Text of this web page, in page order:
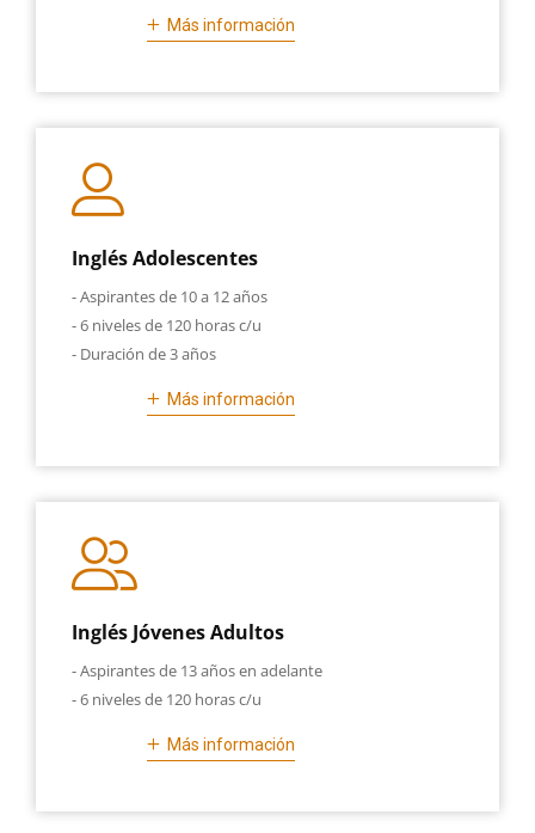
Más información
Inglés Adolescentes
- Aspirantes de 10 a 12 años
- 6 niveles de 120 horas c/u
- Duración de 3 años
Más información
Inglés Jóvenes Adultos
- Aspirantes de 13 años en adelante
- 6 niveles de 120 horas c/u
Más información